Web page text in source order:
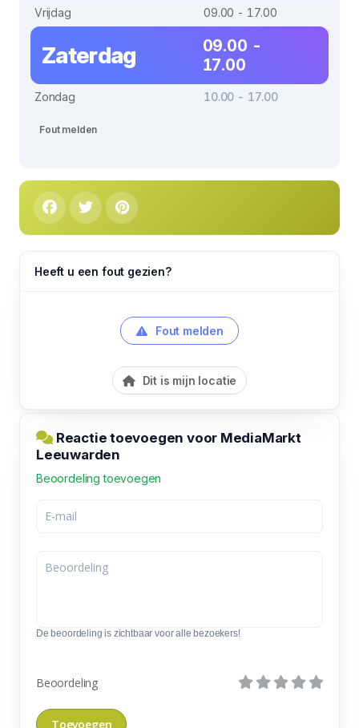
Vrijdag
09.00 - 17.00
Zaterdag
09.00 -
17.00
Zondag 10.00 - 17.00
Fout melden
Heeft u een fout gezien?
Fout melden
Dit is mijn locatie
Reactie toevoegen voor MediaMarkt
Leeuwarden
Beoordeling toevoegen
De beoordeling is zichtbaar voor alle bezoekers!
Beoordeling